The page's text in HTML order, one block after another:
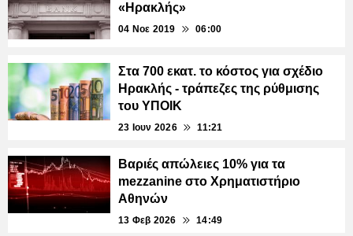
«Ηρακλής»
04 Νοε 2019 06:00
Στα 700 εκατ. το κόστος για σχέδιο
Ηρακλής - τράπεζες της ρύθμισης
του ΥΠΟΙΚ
23 Ιουν 2026 11:21
Βαριές απώλειες 10% για τα
mezzanine στο Χρηματιστήριο
Αθηνών
13 Φεβ 2026 14:49